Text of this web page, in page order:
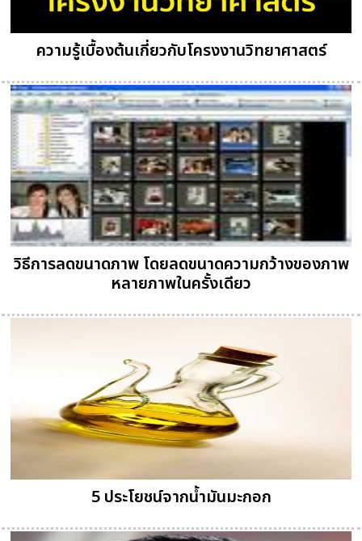
ความรู้เบื้องต้นเกี่ยวกับโครงงานวิทยาศาสตร์
วิธีการลดขนาดภาพ โดยลดขนาดความกว้างของภาพ
หลายภาพในครั้งเดียว
5 ประโยชน์จากน้ำมันมะกอก